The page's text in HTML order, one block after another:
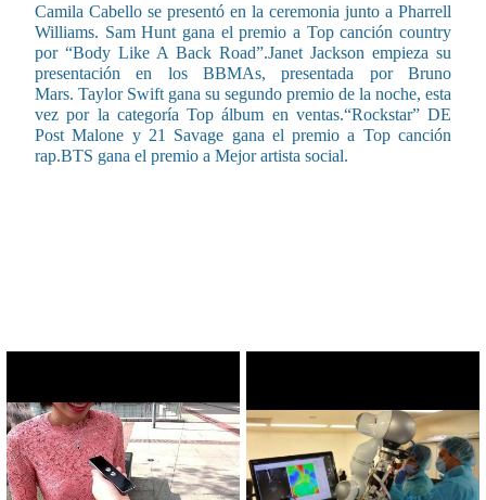
Camila Cabello se presentó en la ceremonia junto a Pharrell
Williams. Sam Hunt gana el premio a Top canción country
por “Body Like A Back Road”.Janet Jackson empieza su
presentación en los BBMAs, presentada por Bruno
Mars. Taylor Swift gana su segundo premio de la noche, esta
vez por la categoría Top álbum en ventas.“Rockstar” DE
Post Malone y 21 Savage gana el premio a Top canción
rap.BTS gana el premio a Mejor artista social.